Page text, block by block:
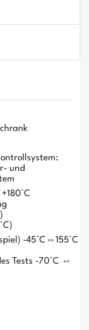
und
-45°C⇔155°C
Tests -70°C ⇔